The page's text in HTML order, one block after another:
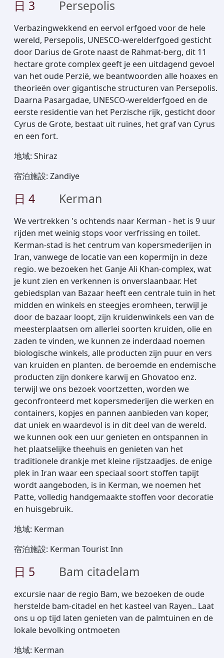
日 3 Persepolis
Verbazingwekkend en eervol erfgoed voor de hele
wereld, Persepolis, UNESCO-werelderfgoed gesticht
door Darius de Grote naast de Rahmat-berg, dit 11
hectare grote complex geeft je een uitdagend gevoel
van het oude Perzië, we beantwoorden alle hoaxes en
theorieën over gigantische structuren van Persepolis.
Daarna Pasargadae, UNESCO-werelderfgoed en de
eerste residentie van het Perzische rijk, gesticht door
Cyrus de Grote, bestaat uit ruïnes, het graf van Cyrus
en een fort.
地域: Shiraz
宿泊施設: Zandiye
日 4 Kerman
We vertrekken 's ochtends naar Kerman - het is 9 uur
rijden met weinig stops voor verfrissing en toilet.
Kerman-stad is het centrum van kopersmederijen in
Iran, vanwege de locatie van een kopermijn in deze
regio. we bezoeken het Ganje Ali Khan-complex, wat
je kunt zien en verkennen is onverslaanbaar. Het
gebiedsplan van Bazaar heeft een centrale tuin in het
midden en winkels en steegjes eromheen, terwijl je
door de bazaar loopt, zijn kruidenwinkels een van de
meesterplaatsen om allerlei soorten kruiden, olie en
zaden te vinden, we kunnen ze inderdaad noemen
biologische winkels, alle producten zijn puur en vers
van kruiden en planten. de beroemde en endemische
producten zijn donkere karwij en Ghovatoo enz.
terwijl we ons bezoek voortzetten, worden we
geconfronteerd met kopersmederijen die werken en
containers, kopjes en pannen aanbieden van koper,
dat uniek en waardevol is in dit deel van de wereld.
we kunnen ook een uur genieten en ontspannen in
het plaatselijke theehuis en genieten van het
traditionele drankje met kleine rijstzaadjes. de enige
plek in Iran waar een speciaal soort stoffen tapijt
wordt aangeboden, is in Kerman, we noemen het
Patte, volledig handgemaakte stoffen voor decoratie
en huisgebruik.
地域: Kerman
宿泊施設: Kerman Tourist Inn
日 5 Bam citadelam
excursie naar de regio Bam, we bezoeken de oude
herstelde bam-citadel en het kasteel van Rayen.. Laat
ons u op tijd laten genieten van de palmtuinen en de
lokale bevolking ontmoeten
地域: Kerman